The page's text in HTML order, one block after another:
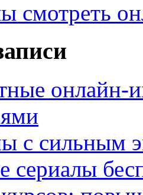
смотреть
с сильным
сериалы